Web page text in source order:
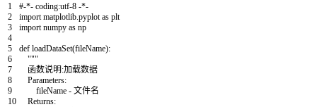
1
2
3
4
5
6
7
8
9
10
#-*- coding:utf-8 -*-
import matplotlib.pyplotas plt
import numpy as np
def loadDataSet(fileName):
"""
函数说明:加载数据
Parameters:
fileName - 文件名
Returns: